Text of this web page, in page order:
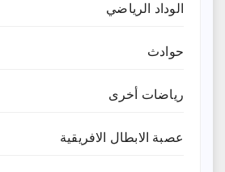
الوداد الرياضي
حوادث
رياضات أخرى
عصبة الابطال الافريقية